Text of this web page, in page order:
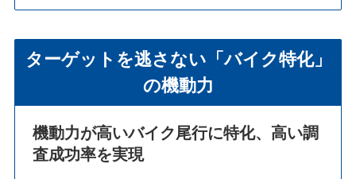
ターゲットを逃さない「バイク特化」
の機動力
機動力が高いバイク尾行に特化、高い調
査成功率を実現